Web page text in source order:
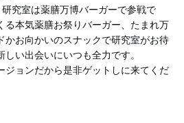
究室は薬膳万博バーガーで参戦で
る本気薬膳お祭りバーガー、たまれ万
かお向かいのスナックで研究室がお待
い出会いにいつも全力です。
ジョンだから是非ゲットしに来てくだ